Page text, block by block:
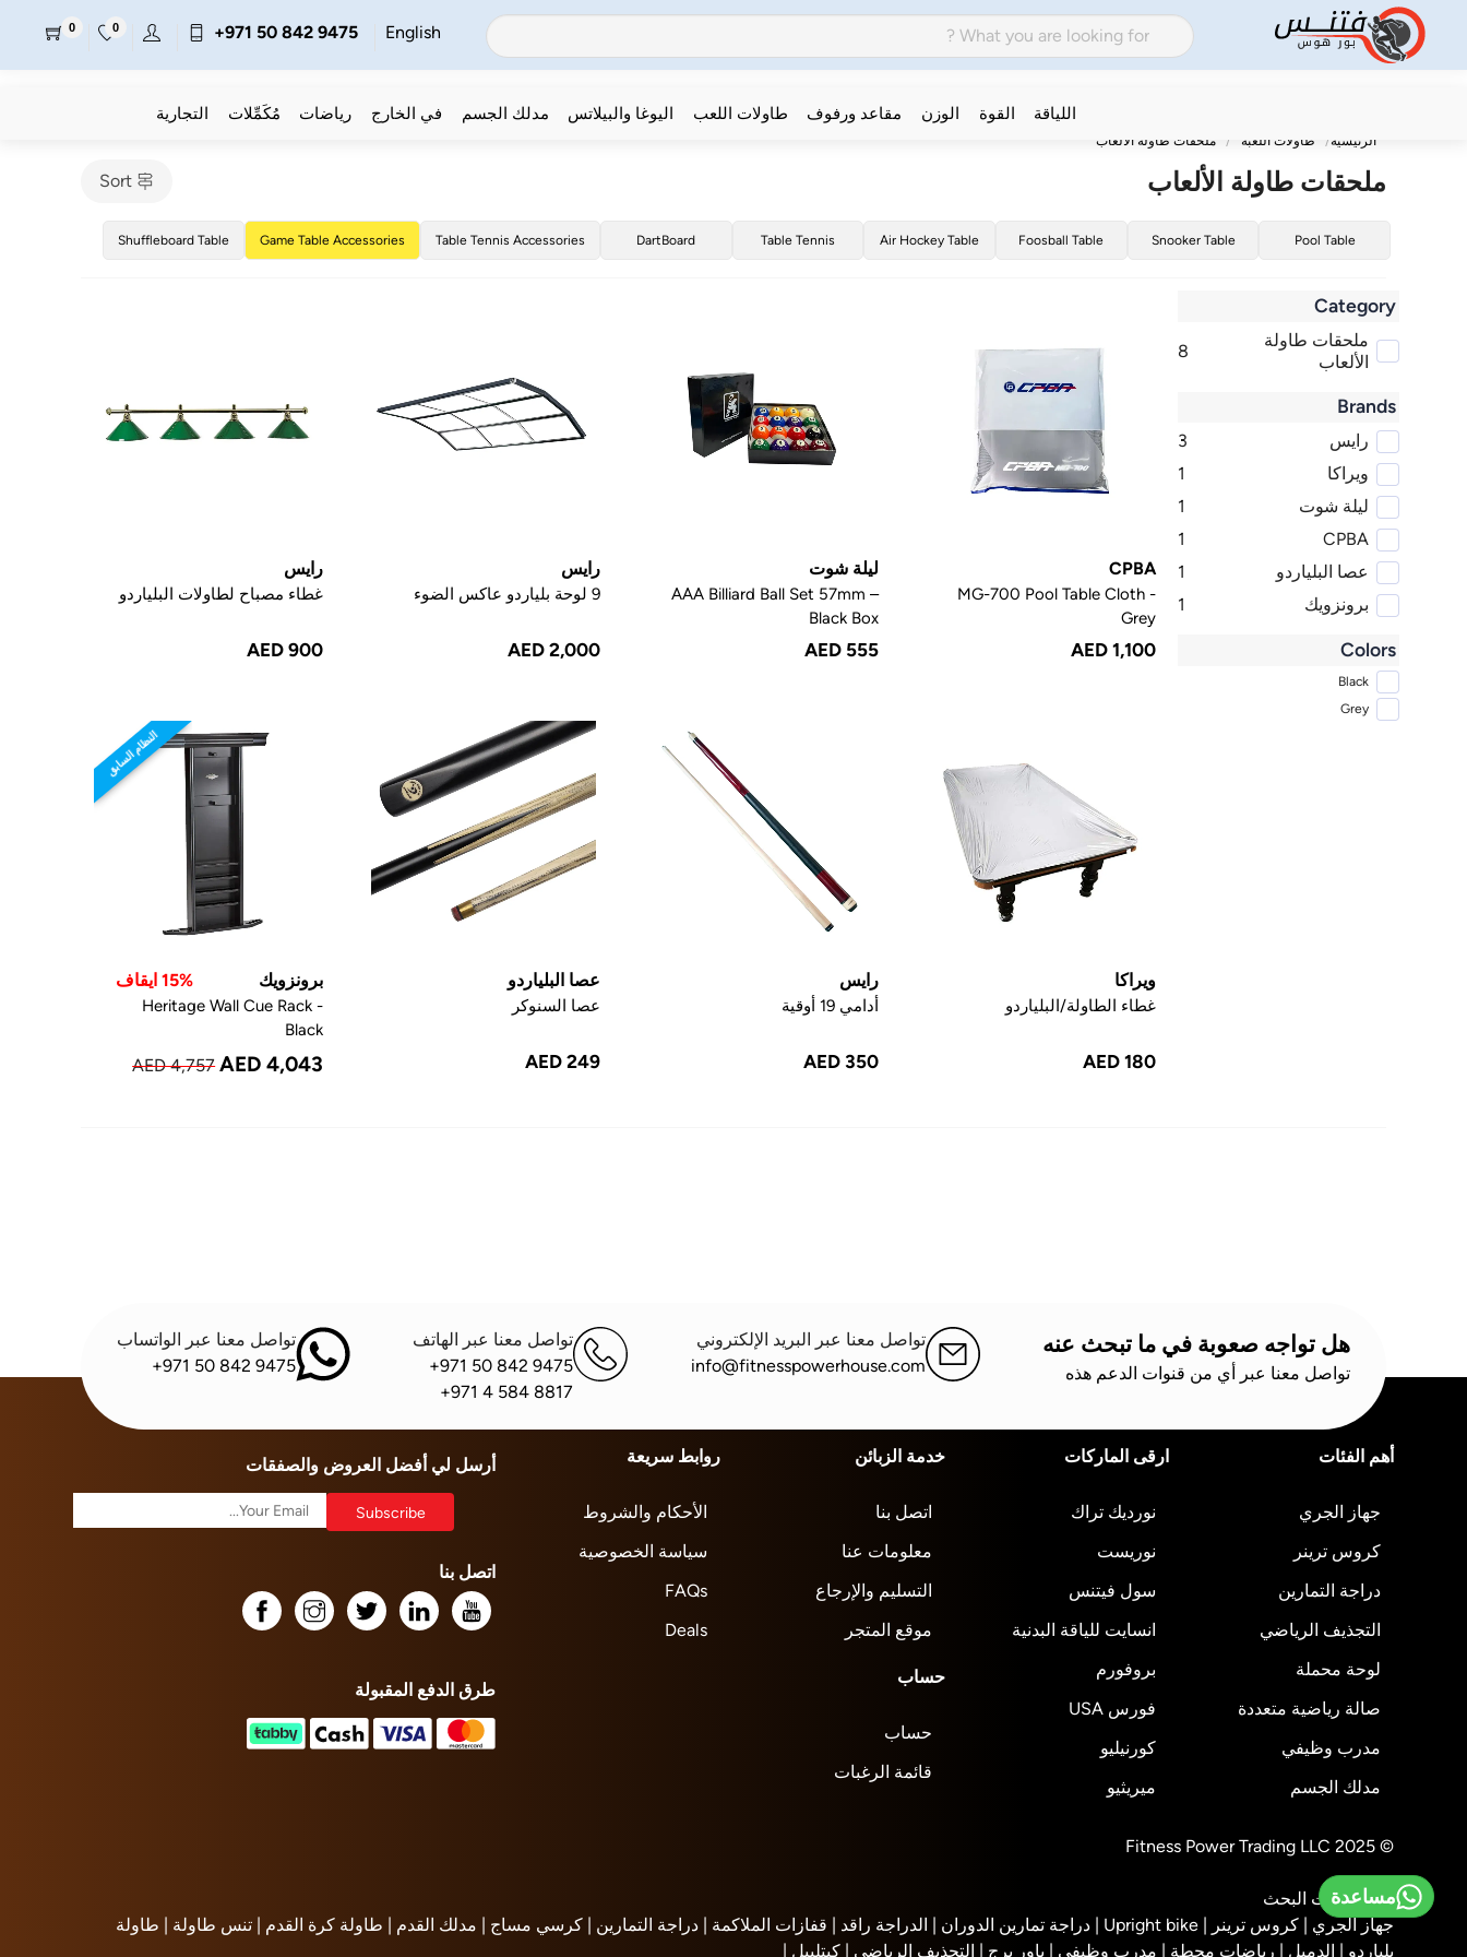
English
+971 50 842 9475
0
0
اللياقة القوة الوزن مقاعد ورفوف طاولات اللعب اليوغا والبيلاتس مدلك الجسم في الخارج رياضات مُكَمِّلات التجارية
الرئيسية طاولات اللعبة ملحقات طاولة الألعاب
ملحقات طاولة الألعاب Sort
Pool Table
Snooker Table
Foosball Table
Air Hockey Table
Table Tennis
DartBoard
Table Tennis Accessories
Game Table Accessories
Shuffleboard Table
Category
ملحقات طاولة
الألعاب
8
Brands
رايس
3
ويراكا
1
ليلة شوت
1
CPBA
1
عصا البلياردو
1
برونزويك
1
Colors
Black
Grey
CPBA
MG-700 Pool Table Cloth -
Grey
AED 1,100
ليلة شوت
AAA Billiard Ball Set 57mm –
Black Box
AED 555
رايس
9 لوحة بلياردو عاكس الضوء
AED 2,000
رايس
غطاء مصباح لطاولات البلياردو
AED 900
ويراكا
غطاء الطاولة/البلياردو
AED 180
رايس
أدامي 19 أوقية
AED 350
عصا البلياردو
عصا السنوكر
AED 249
النظام السابق
برونزويك 15% ايقاف
Heritage Wall Cue Rack -
Black
AED 4,757 AED 4,043
هل تواجه صعوبة في ما تبحث عنه
تواصل معنا عبر أي من قنوات الدعم هذه
تواصل معنا عبر البريد الإلكتروني
info@fitnesspowerhouse.com
تواصل معنا عبر الهاتف
+971 50 842 9475
+971 4 584 8817
تواصل معنا عبر الواتساب
+971 50 842 9475
أهم الفئات
جهاز الجري
كروس ترينر
دراجة التمارين
التجذيف الرياضي
لوحة محملة
صالة رياضية متعددة
مدرب وظيفي
مدلك الجسم
ارقى الماركات
نورديك تراك
نوريست
سول فيتنس
انسايت للياقة البدنية
بروفورم
فورس USA
كورنيليو
ميريثيو
خدمة الزبائن
اتصل بنا
معلومات عنا
التسليم والإرجاع
موقع المتجر
حساب
حساب
قائمة الرغبات
روابط سريعة
الأحكام والشروط
سياسة الخصوصية
FAQs
Deals
أرسل لي أفضل العروض والصفقات
اتصل بنا
طرق الدفع المقبولة
© 2025 Fitness Power Trading LLC
أهم عمليات البحث
جهاز الجري | كروس ترينر | Upright bike | دراجة تمارين الدوران | الدراجة راقد | قفازات الملاكمة | دراجة التمارين | كرسي مساج | مدلك القدم | طاولة كرة القدم | تنس طاولة | طاولة
بلياردو | الدمبل | رياضات محطة | مدرب وظيفي | باور برج | التجذيف الرياضي | كيتلبيل |
مساعدة